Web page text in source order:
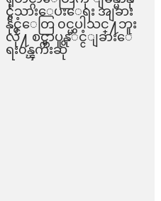
င္ငံသားေပးေရး အျခား
နိုင္ငံေတြ ၀င္မပါသင္႔ဘူး
လို႔ စင္ကာပူနုိင္ငံျခားေ
ရး၀န္ၾကီးဆို